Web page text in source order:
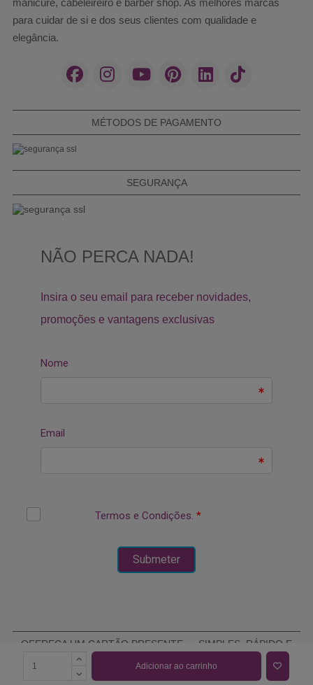
Adicionar ao carrinho
manicure, cabeleireiro e barber shop. As melhores marcas
para cuidar de si e dos seus clientes com qualidade e
elegância.
MÉTODOS DE PAGAMENTO
SEGURANÇA
OFEREÇA UM CARTÃO PRESENTE — SIMPLES, RÁPIDO E
ELEGANTE